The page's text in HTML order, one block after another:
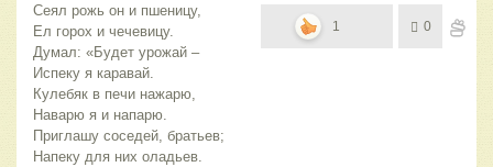
Сеял рожь он и пшеницу,
Ел горох и чечевицу.
Думал: «Будет урожай –
Испеку я каравай.
Кулебяк в печи нажарю,
Наварю я и напарю.
Приглашу соседей, братьев;
Напеку для них оладьев.
1 0